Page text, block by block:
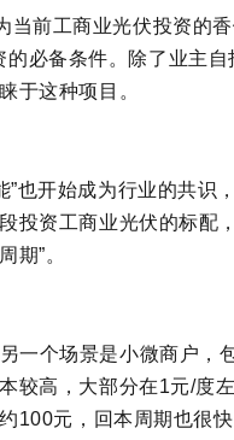
当前工商业光伏投资的
的必备条件。除了业主
于这种项目。
”也开始成为行业的共识
投资工商业光伏的标配
期”。
一个场景是小微商户，
较高，大部分在1元/度
100元， 回本周期也很